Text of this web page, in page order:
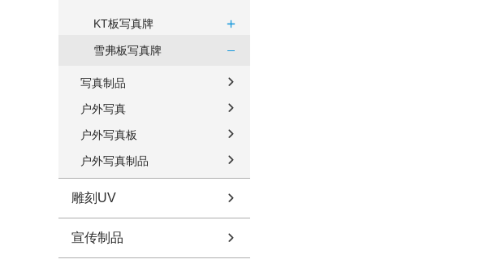
KT板写真牌
雪弗板写真牌
写真制品
户外写真
户外写真板
户外写真制品
雕刻UV
宣传制品